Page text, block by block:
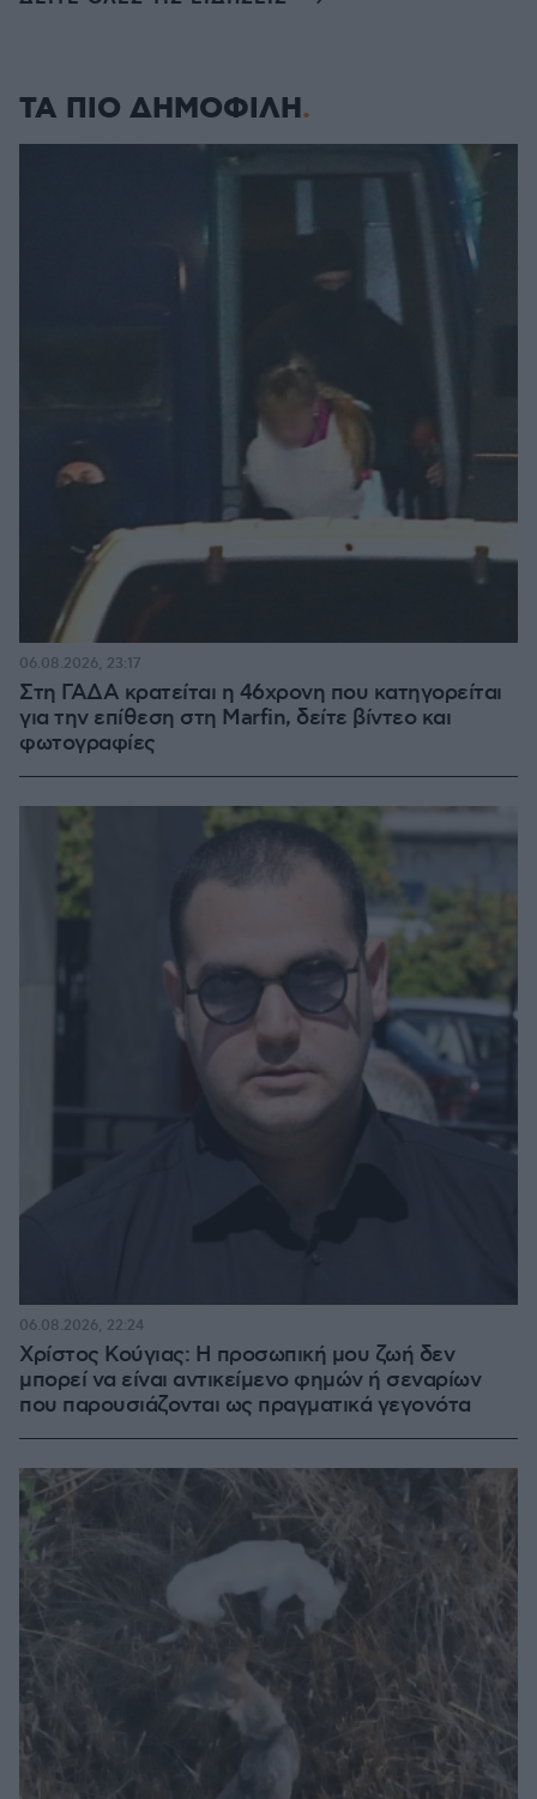
ΤΑ ΠΙΟ ΔΗΜΟΦΙΛΗ
Στη ΓΑΔΑ κρατείται η 46χρονη που κατηγορείται
για την επίθεση στη Marfin, δείτε βίντεο και
φωτογραφίες
06.08.2026, 23:17
Χρίστος Κούγιας: Η προσωπική μου ζωή δεν
μπορεί να είναι αντικείμενο φημών ή σεναρίων
που παρουσιάζονται ως πραγματικά γεγονότα
06.08.2026, 22:24